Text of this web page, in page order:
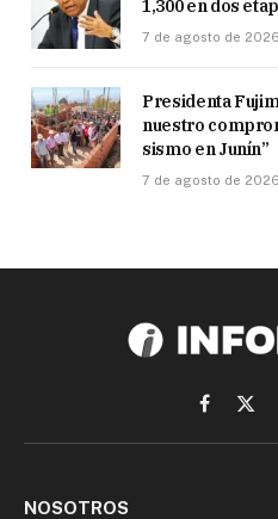
1,300 en dos
7 de agosto de 2026
Presidenta
nuestro
sismo en Junín”
7 de agosto de 2026
Facebook
X
NOSOTROS